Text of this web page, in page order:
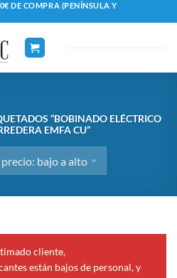
DE COMPRA (PENÍNSULA Y
“BOBINADO ELÉCTRICO
EMFA CU”
cliente,
están bajos de personal, y